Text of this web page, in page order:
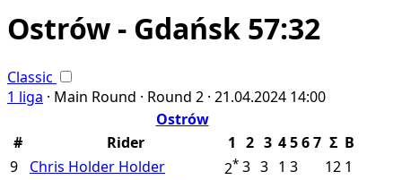
Ostrów - Gdańsk 57:32
Classic
1 liga · Main Round · Round 2 · 21.04.2024 14:00
Ostrów
#
Rider 1 2 3 4567 Σ B
9
Chris Holder Holder 2* 3 3 1 3 12 1